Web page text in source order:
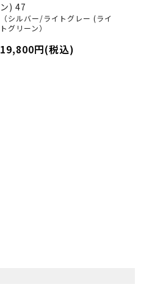
ン) 47
（シルバー/ライトグレー (ライ
トグリーン）
19,800円(税込)